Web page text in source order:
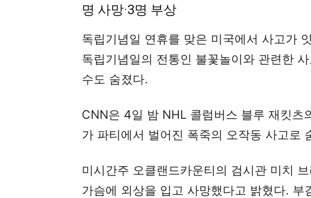
명 사망·3명 부상
독립기념일 연휴를 맞은 미국에서 사고가
독립기념일의 전통인 불꽃놀이와 관련한
수도 숨졌다.
CNN은 4일 밤 NHL 콜럼버스 블루 재킷츠
가 파티에서 벌어진 폭죽의 오작동 사고로
미시간주 오클랜드카운티의 검시관 미치
가슴에 외상을 입고 사망했다고 밝혔다. 부